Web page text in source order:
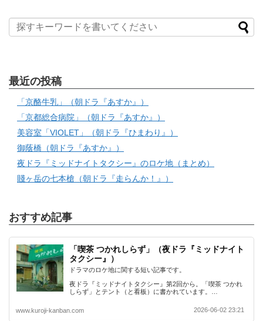
最近の投稿
「京酪牛乳」（朝ドラ『あすか』）
「京都総合病院」（朝ドラ『あすか』）
美容室「VIOLET」（朝ドラ『ひまわり』）
御蔭橋（朝ドラ『あすか』）
夜ドラ『ミッドナイトタクシー』のロケ地（まとめ）
賤ヶ岳の七本槍（朝ドラ『走らんか！』）
おすすめ記事
「喫茶 つかれしらず」（夜ドラ『ミッドナイト
タクシー』）
ドラマのロケ地に関する短い記事です。
夜ドラ『ミッドナイトタクシー』第2回から。「喫茶 つかれ
しらず」とテント（と看板）に書かれています。…
www.kuroji-kanban.com 2026-06-02 23:21